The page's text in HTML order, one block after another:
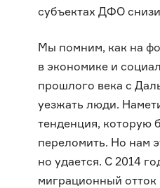
субъектах ДФО
Мы помним, как на
в экономике и
прошлого века с
уезжать люди.
тенденция, которую
переломить. Но нам
но удается. С 2014
миграционный